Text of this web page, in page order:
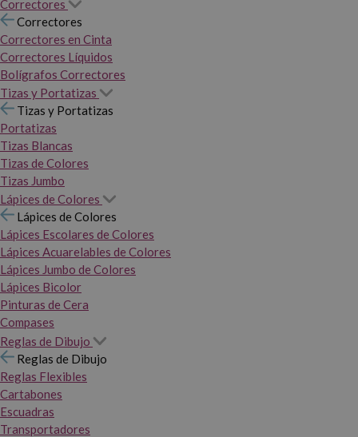
Correctores
Correctores
Correctores en Cinta
Correctores Líquidos
Bolígrafos Correctores
Tizas y Portatizas
Tizas y Portatizas
Portatizas
Tizas Blancas
Tizas de Colores
Tizas Jumbo
Lápices de Colores
Lápices de Colores
Lápices Escolares de Colores
Lápices Acuarelables de Colores
Lápices Jumbo de Colores
Lápices Bicolor
Pinturas de Cera
Compases
Reglas de Dibujo
Reglas de Dibujo
Reglas Flexibles
Cartabones
Escuadras
Transportadores